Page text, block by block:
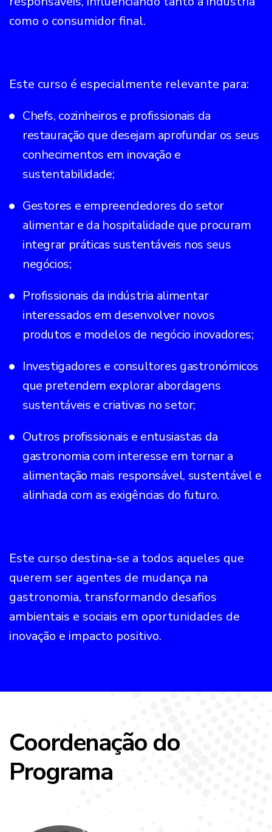
como o consumidor final.
Este curso é especialmente relevante para:
Chefs, cozinheiros e profissionais da
restauração que desejam aprofundar os seus
conhecimentos em inovação e
sustentabilidade;
Gestores e empreendedores do setor
alimentar e da hospitalidade que procuram
integrar práticas sustentáveis nos seus
negócios;
Profissionais da indústria alimentar
interessados em desenvolver novos
produtos e modelos de negócio inovadores;
Investigadores e consultores gastronómicos
que pretendem explorar abordagens
sustentáveis e criativas no setor;
Outros profissionais e entusiastas da
gastronomia com interesse em tornar a
alimentação mais responsável, sustentável e
alinhada com as exigências do futuro.
Este curso destina-se a todos aqueles que
querem ser agentes de mudança na
gastronomia, transformando desafios
ambientais e sociais em oportunidades de
inovação e impacto positivo.
Coordenação do
Programa